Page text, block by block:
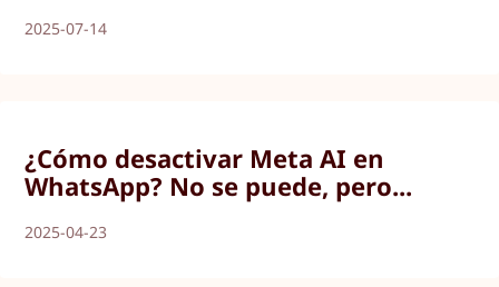
2025-07-14
¿Cómo desactivar Meta AI en
WhatsApp? No se puede, pero...
2025-04-23